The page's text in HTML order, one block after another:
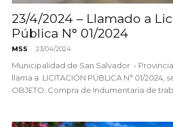
23/4/2024 – Llamado a
Pública N° 01/2024
MSS - 23/04/2024
Municipalidad de San Salvador -
llama a LICITACIÓN PÚBLICA N° 01/2024,
OBJETO: Compra de Indumentaria de